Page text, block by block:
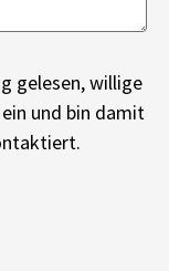
gelesen, willige
und bin damit